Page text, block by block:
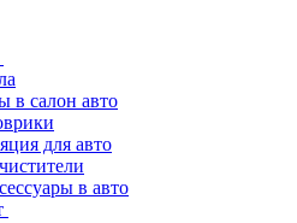
в салон авто
для авто
в авто